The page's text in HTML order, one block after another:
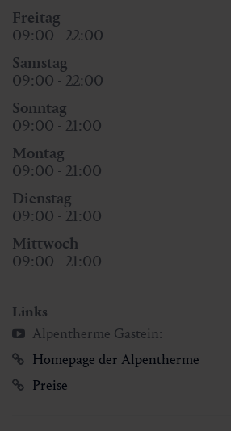
Freitag
09:00 - 22:00
Samstag
09:00 - 22:00
Sonntag
09:00 - 21:00
Montag
09:00 - 21:00
Dienstag
09:00 - 21:00
Mittwoch
09:00 - 21:00
Links
Alpentherme Gastein:
Homepage der Alpentherme
Preise